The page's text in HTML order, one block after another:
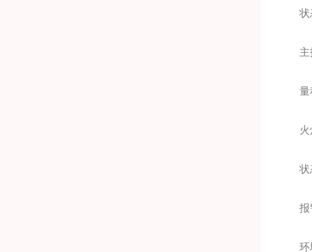
状态
主
量
火
状态
报警
环